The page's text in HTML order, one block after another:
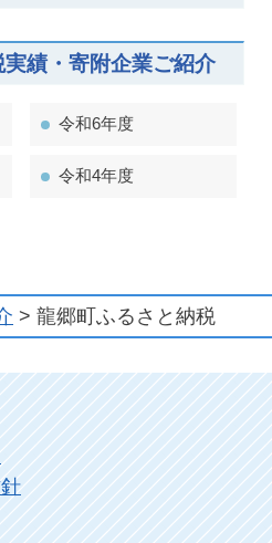
績・寄附企業ご紹介
令和6年度
令和4年度
> 龍郷町ふるさと納税